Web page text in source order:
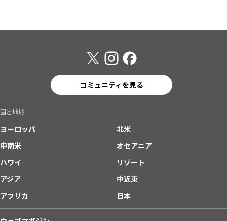
コミュニティを見る
国と地域
ヨーロッパ
北米
中南米
オセアニア
ハワイ
リゾート
アジア
中近東
アフリカ
日本